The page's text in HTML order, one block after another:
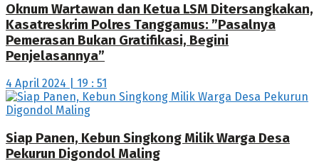
Oknum Wartawan dan Ketua LSM Ditersangkakan,
Kasatreskrim Polres Tanggamus: ”Pasalnya
Pemerasan Bukan Gratifikasi, Begini
Penjelasannya”
4 April 2024 | 19 : 51
Siap Panen, Kebun Singkong Milik Warga Desa
Pekurun Digondol Maling